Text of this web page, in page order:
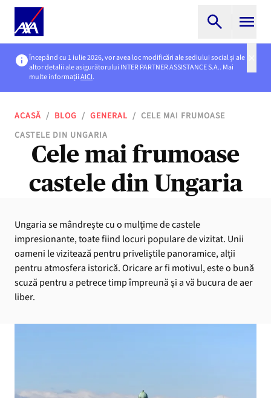
Începând cu 1 iulie 2026, vor avea loc modificări ale sediului social și ale
altor detalii ale asigurătorului INTER PARTNER ASSISTANCE S.A.. Mai
multe informațiiAICI.
ACASĂ / BLOG / GENERAL / CELE MAI FRUMOASE
CASTELE DIN UNGARIA
Cele mai frumoase
castele din Ungaria
Ungaria se mândrește cu o mulțime de castele
impresionante, toate fiind locuri populare de vizitat. Unii
oameni le vizitează pentru priveliștile panoramice, alții
pentru atmosfera istorică. Oricare ar fi motivul, este o bună
scuză pentru a petrece timp împreună și a vă bucura de aer
liber.